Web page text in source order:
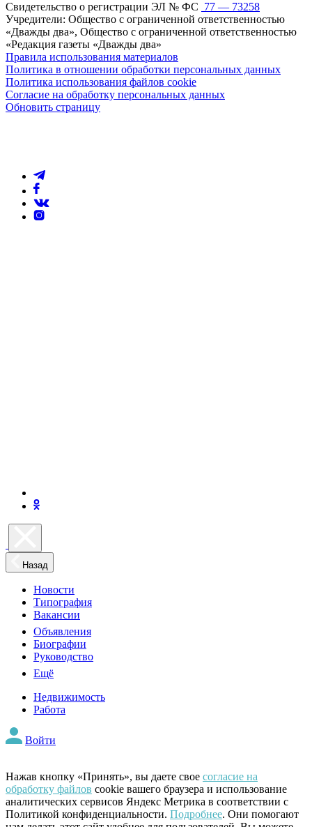
Свидетельство о регистрации ЭЛ № ФС 77 — 73258
Учредители: Общество с ограниченной ответственностью
«Дважды два», Общество с ограниченной ответственностью
«Редакция газеты «Дважды два»
Правила использования материалов
Политика в отношении обработки персональных данных
Политика использования файлов cookie
Согласие на обработку персональных данных
Обновить страницу
Назад
Новости
Типография
Вакансии
Объявления
Биографии
Руководство
Ещё
Недвижимость
Работа
Войти
Нажав кнопку «Принять», вы даете свое согласие на
обработку файлов cookie вашего браузера и использование
аналитических сервисов Яндекс Метрика в соответствии с
Политикой конфиденциальности. Подробнее. Они помогают